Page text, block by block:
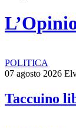
POLITICA
07 agosto 2026
Taccuino